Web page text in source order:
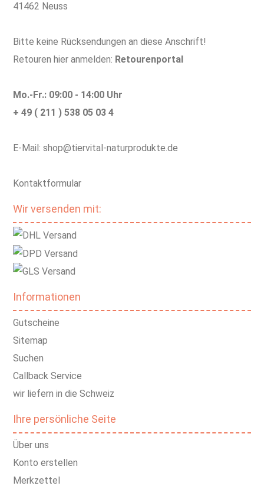
41462 Neuss
Bitte keine Rücksendungen an diese Anschrift!
Retouren hier anmelden: Retourenportal
Mo.-Fr.: 09:00 - 14:00 Uhr
+ 49 ( 211 ) 538 05 03 4
E-Mail: shop@tiervital-naturprodukte.de
Kontaktformular
Wir versenden mit:
Informationen
Gutscheine
Sitemap
Suchen
Callback Service
wir liefern in die Schweiz
Ihre persönliche Seite
Über uns
Konto erstellen
Merkzettel